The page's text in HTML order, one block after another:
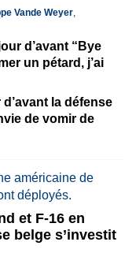
Vande Weyer,
d’avant “Bye
un pétard, j’ai
la défense
de vomir de
et F-16 en
belge s’investit